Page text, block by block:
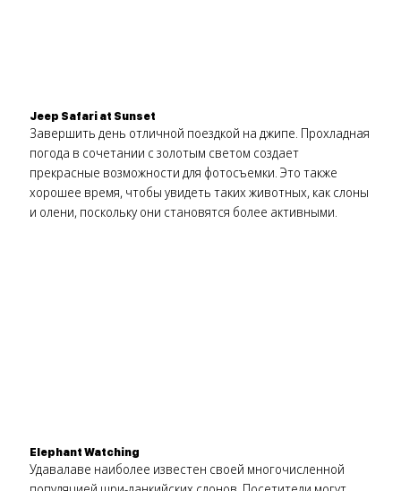
Jeep Safari at Sunset
Завершить день отличной поездкой на джипе. Прохладная
погода в сочетании с золотым светом создает
прекрасные возможности для фотосъемки. Это также
хорошее время, чтобы увидеть таких животных, как слоны
и олени, поскольку они становятся более активными.
Elephant Watching
Удавалаве наиболее известен своей многочисленной